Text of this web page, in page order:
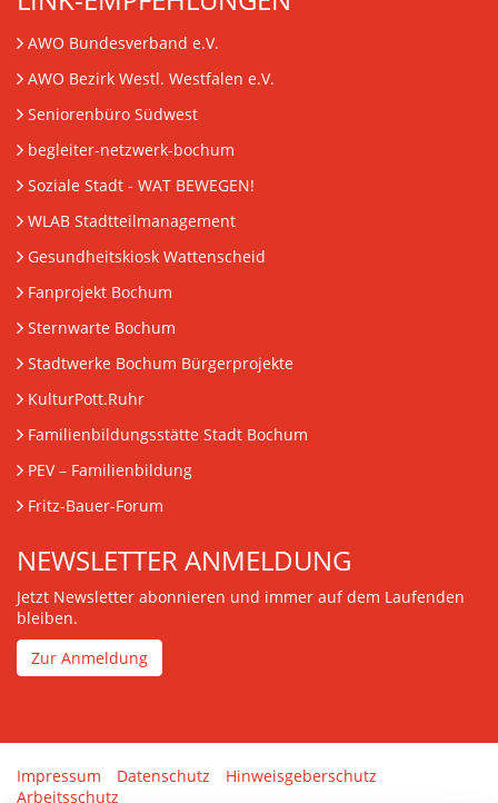
AWO Bundesverband e.V.
AWO Bezirk Westl. Westfalen e.V.
Seniorenbüro Südwest
begleiter-netzwerk-bochum
Soziale Stadt - WAT BEWEGEN!
WLAB Stadtteilmanagement
Gesundheitskiosk Wattenscheid
Fanprojekt Bochum
Sternwarte Bochum
Stadtwerke Bochum Bürgerprojekte
KulturPott.Ruhr
Familienbildungsstätte Stadt Bochum
PEV– Familienbildung
Fritz-Bauer-Forum
NEWSLETTER ANMELDUNG
Jetzt Newsletter abonnieren und immer auf dem Laufenden
bleiben.
Zur Anmeldung
Impressum Datenschutz
Hinweisgeberschutz
Arbeitsschutz